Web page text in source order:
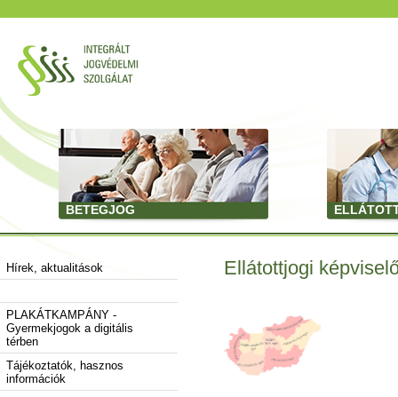
BETEGJOG
Hírek, aktualitások
PLAKÁTKAMPÁNY -
Gyermekjogok a digitális
térben
Tájékoztatók, hasznos
információk
Ellátottjogi